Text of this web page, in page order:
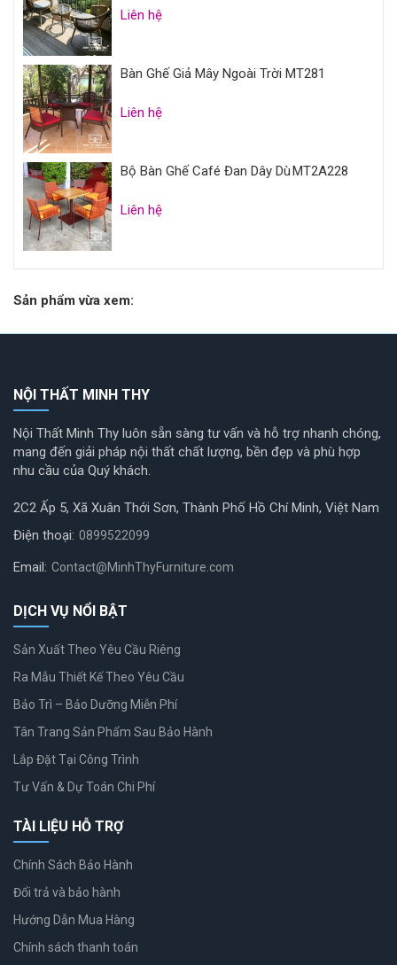
Liên hệ
Bàn Ghế Giả Mây Ngoài Trời MT281
Liên hệ
Bộ Bàn Ghế Café Đan Dây Dù MT2A228
Liên hệ
Sản phẩm vừa xem:
NỘI THẤT MINH THY
Nội Thất Minh Thy luôn sẵn sàng tư vấn và hỗ trợ nhanh chóng,
mang đến giải pháp nội thất chất lượng, bền đẹp và phù hợp
nhu cầu của Quý khách.
2C2 Ấp 5, Xã Xuân Thới Sơn, Thành Phố Hồ Chí Minh, Việt Nam
Điện thoại: 0899522099
Email: Contact@MinhThyFurniture.com
DỊCH VỤ NỔI BẬT
Sản Xuất Theo Yêu Cầu Riêng
Ra Mẫu Thiết Kế Theo Yêu Cầu
Bảo Trì – Bảo Dưỡng Miễn Phí
Tân Trang Sản Phẩm Sau Bảo Hành
Lắp Đặt Tại Công Trình
Tư Vấn & Dự Toán Chi Phí
TÀI LIỆU HỖ TRỢ
Chính Sách Bảo Hành
Đổi trả và bảo hành
Hướng Dẫn Mua Hàng
Chính sách thanh toán